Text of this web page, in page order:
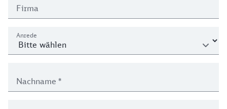
Firma
Anrede
Nachname *